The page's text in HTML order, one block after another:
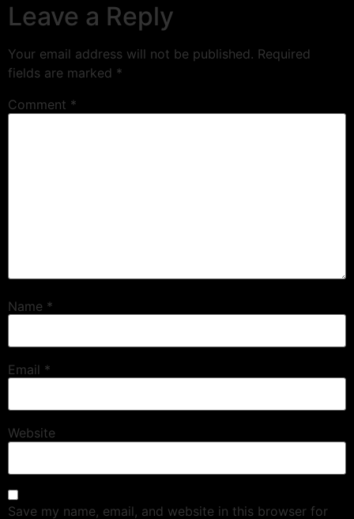
Leave a Reply
Your email address will not be published. Required
fields are marked *
Comment *
Name *
Email *
Website
Save my name, email, and website in this browser for